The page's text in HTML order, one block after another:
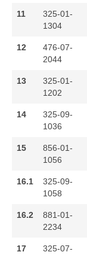
11
325-01-
1304
12
476-07-
2044
13
325-01-
1202
14
325-09-
1036
15
856-01-
1056
16.1
325-09-
1058
16.2
881-01-
2234
17
325-07-